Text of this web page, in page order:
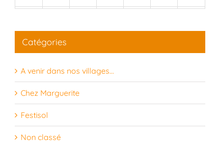
31 1
Catégories
A venir dans nos villages…
Chez Marguerite
Festisol
Non classé